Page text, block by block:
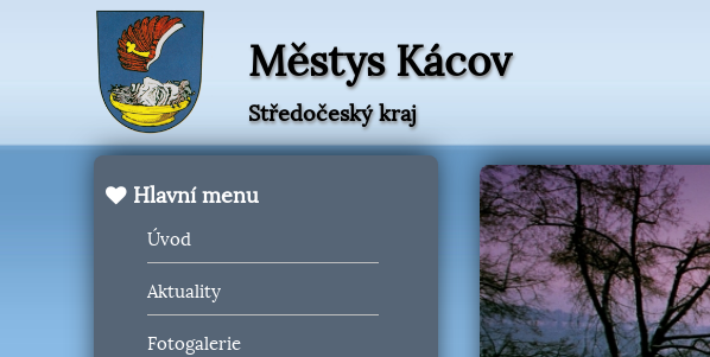
Městys Kácov
Středočeský kraj
Hlavní menu
Úvod
Aktuality
Fotogalerie